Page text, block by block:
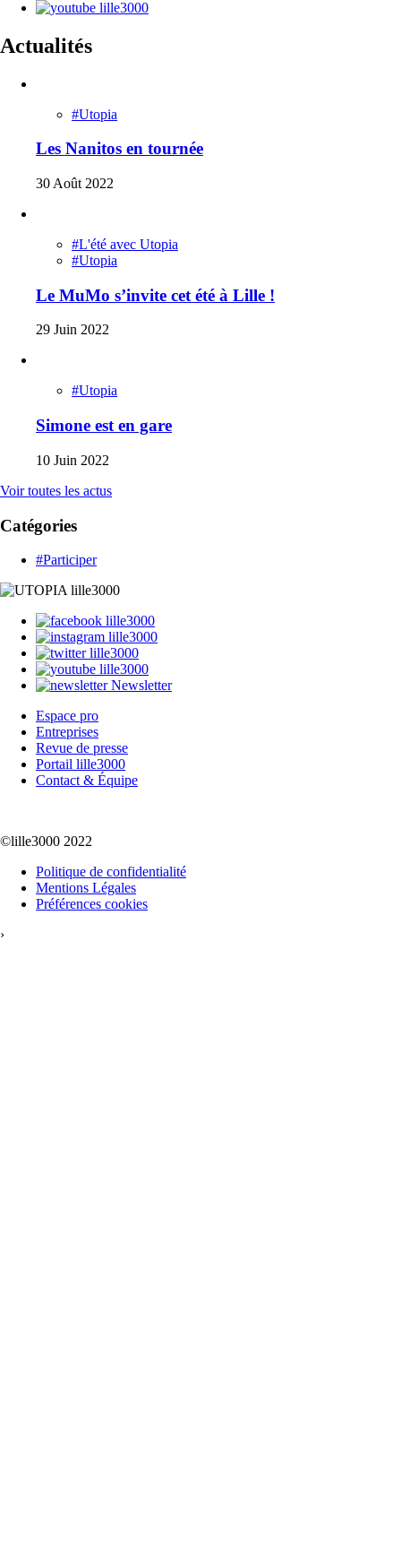
Actualités
#Utopia
Les Nanitos en tournée
30 Août 2022
#L'été avec Utopia
#Utopia
Le MuMo s’invite cet été à Lille !
29 Juin 2022
#Utopia
Simone est en gare
10 Juin 2022
Voir toutes les actus
Catégories
#Participer
Newsletter
Espace pro
Entreprises
Revue de presse
Portail lille3000
Contact & Équipe
©lille3000 2022
Politique de confidentialité
Mentions Légales
Préférences cookies
›